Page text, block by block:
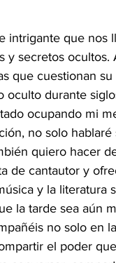
intrigante que nos
y secretos
que cuestionan
oculto durante
ocupando mi
no solo
quiero hacer
de cantautor y
y la literatura
la tarde sea aún
no solo en
el poder